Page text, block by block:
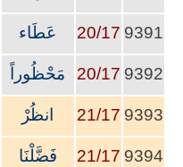
9391
20/17 عَطَاء
9392
20/17 مَحْظُوراً
9393
21/17 انظُرْ
9394
21/17 فَضَّلْنَا